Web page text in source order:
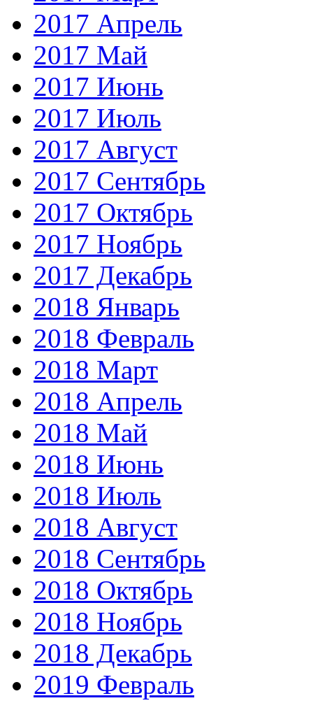
2017 Апрель
2017 Май
2017 Июнь
2017 Июль
2017 Август
2017 Сентябрь
2017 Октябрь
2017 Ноябрь
2017 Декабрь
2018 Январь
2018 Февраль
2018 Март
2018 Апрель
2018 Май
2018 Июнь
2018 Июль
2018 Август
2018 Сентябрь
2018 Октябрь
2018 Ноябрь
2018 Декабрь
2019 Февраль